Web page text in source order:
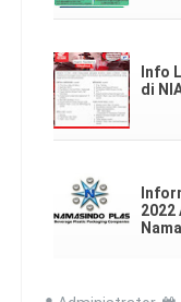
Info
di
2022